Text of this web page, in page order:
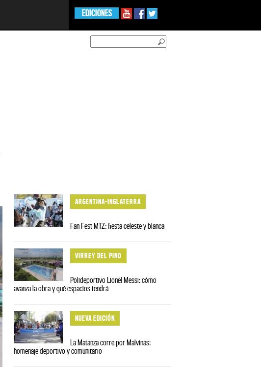
EDICIONES
ARGENTINA-INGLATERRA
Fan Fest MTZ: fiesta celeste y blanca
VIRREY DEL PINO
Polideportivo Lionel Messi: cómo
avanza la obra y qué espacios tendrá
NUEVA EDICIÓN
La Matanza corre por Malvinas:
homenaje deportivo y comunitario